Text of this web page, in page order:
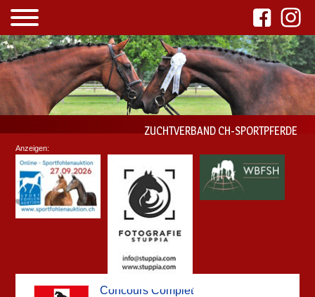
ZUCHTVERBAND CH-SPORTPFERDE
Concours Complet
Anzeigen: